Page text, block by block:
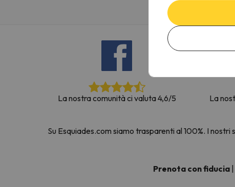
La nostra comunità ci valuta 4,6/5 La
Su Esquiades.com siamo trasparenti al 100%. I
Prenota con fiducia